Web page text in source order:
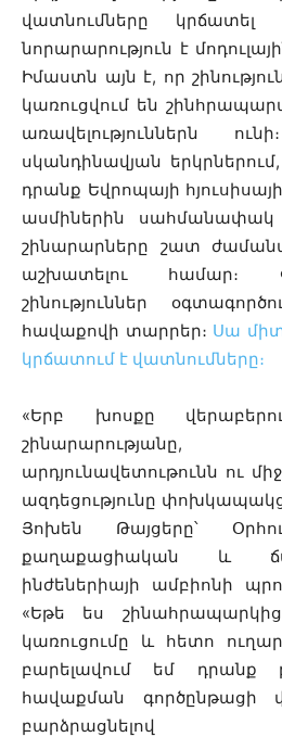
վատնումները
նորարարություն է
Իմաստն այն է, որ
կառուցվում են
առավելություններն
սկանդինավյան
դրանք Եվրոպայի
ասմիներին սահմանափակ
շինարարները շատ
աշխատելու համար։
շինություններ
հավաքովի տարրեր։ Սա
կրճատում է վատնումները։
«Երբ խոսքը
շինարարությանը,
արդյունավետութունն ու
ազդեցությունը
Յոխեն Թայցերը՝
քաղաքացիական և
ինժեներիայի ամբիոնի
«Եթե ես
կառուցումը և հետո
բարելավում եմ դրանք
հավաքման գործընթացի
բարձրացնելով